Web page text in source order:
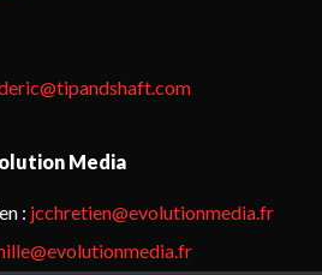
Media
: jcchretien@evolutionmedia.fr